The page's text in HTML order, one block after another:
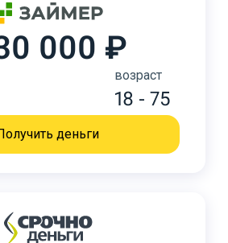
000 ₽
возраст
18 - 75
деньги